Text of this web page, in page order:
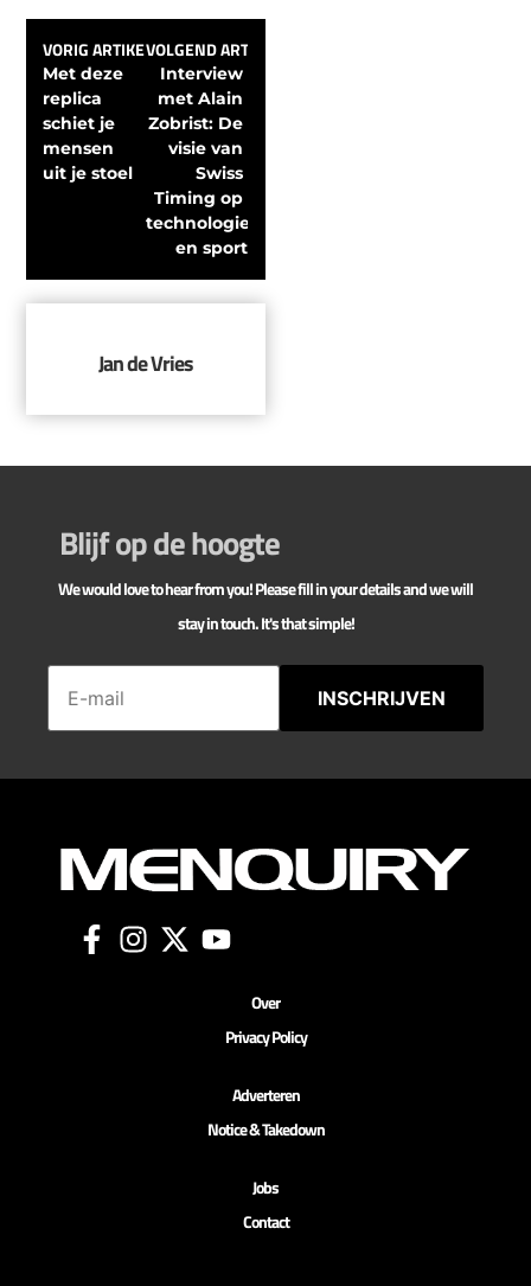
VORIG ARTIKEL
Met deze
replica
schiet je
mensen
uit je stoel
VOLGEND ARTIKEL
Interview
met Alain
Zobrist: De
visie van
Swiss
Timing op
technologie
en sport
Jan de Vries
Blijf op de hoogte
We would love to hear from you! Please fill in your details and we will
stay in touch. It's that simple!
INSCHRIJVEN
Over
Privacy Policy
Adverteren
Notice & Takedown
Jobs
Contact